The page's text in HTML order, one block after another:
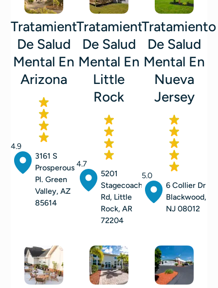
Tratamiento
De Salud
Mental En
Arizona
4.9
3161 S
Prosperous
Pl. Green
Valley, AZ
85614
Tratamiento
De Salud
Mental En
Little
Rock
4.7
5201
Stagecoach
Rd, Little
Rock, AR
72204
Tratamiento
De Salud
Mental En
Nueva
Jersey
5.0
6 Collier Dr
Blackwood,
NJ 08012